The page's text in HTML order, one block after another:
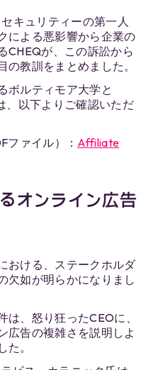
キュリティーの第一人
による悪影響から企業の
CHEQが、この訴訟から
教訓をまとめました。
ボルティモア大学と
、以下よりご確認いただ
ファイル）： Affiliate
オンライン広告
おける、ステークホルダ
欠如が明らかになりまし
は、怒り狂ったCEOに、
広告の複雑さを説明しよ
た。